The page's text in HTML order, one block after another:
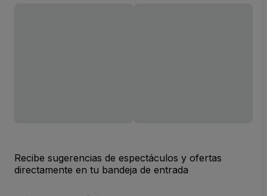
Recibe sugerencias de espectáculos y ofertas
directamente en tu bandeja de entrada